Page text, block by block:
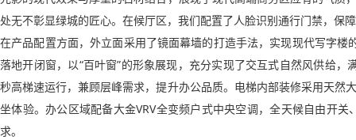
处无不彰显绿城的匠心。在候厅区，我们配置了人脸识别通行门禁，保
在产品配置方面，外立面采用了镜面幕墙的打造手法，实现现代写字
落地开闭窗，以“百叶窗”的形象展现，充分实现了交互式自然风供给
秒高梯速运行，兼顾层峰需求，提升办公品质。电梯内部装修采用天然
坐体验。办公区域配备大金VRV全变频户式中央空调，全天候自由开
求。